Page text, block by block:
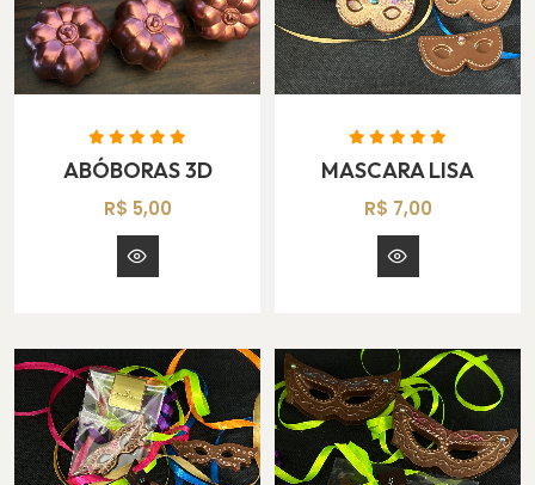
ABÓBORAS 3D
R$ 5,00
MASCARA LISA
R$ 7,00